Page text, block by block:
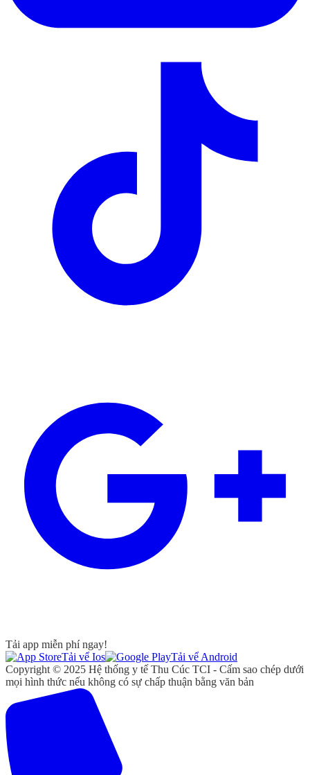
Tải app miễn phí ngay!
Tải vể Ios
Tải vể Android
Copyright © 2025 Hệ thống y tế Thu Cúc TCI - Cấm sao chép dưới
mọi hình thức nếu không có sự chấp thuận bằng văn bản